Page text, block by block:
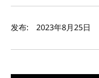
作者及发布日期
发布: 2023年8月25日